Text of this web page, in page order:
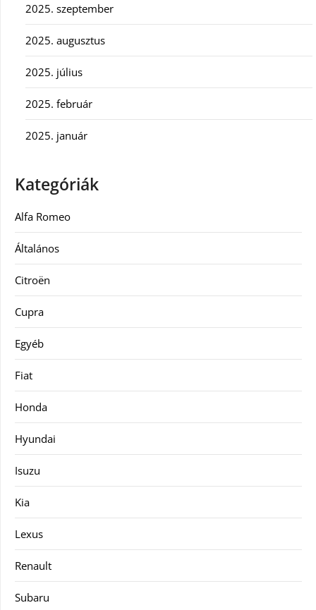
2025. szeptember
2025. augusztus
2025. július
2025. február
2025. január
Kategóriák
Alfa Romeo
Általános
Citroën
Cupra
Egyéb
Fiat
Honda
Hyundai
Isuzu
Kia
Lexus
Renault
Subaru